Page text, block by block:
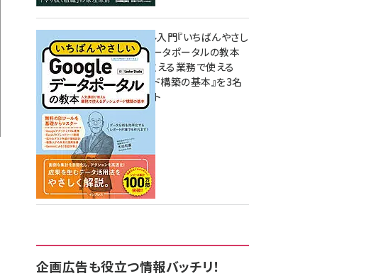
無料BIツール入門『いちばんやさし
いGoogleデータポータルの教本
人気講師が教える業務で使える
ダッシュボード構築の基本』を3名
様にプレゼント
7月31日 10:00
企画広告も役立つ情報バッチリ！